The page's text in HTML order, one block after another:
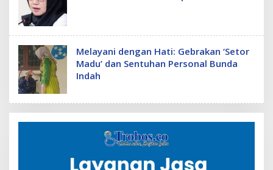
Melayani dengan Hati: Gebrakan ‘Setor
Madu’ dan Sentuhan Personal Bunda
Indah